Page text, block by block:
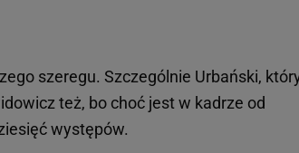
szeregu. Szczególnie Urbański,
też, bo choć jest w kadrze od
występów.